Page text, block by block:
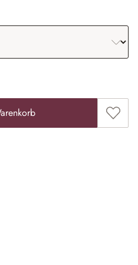
gewünschten Wert
Zum